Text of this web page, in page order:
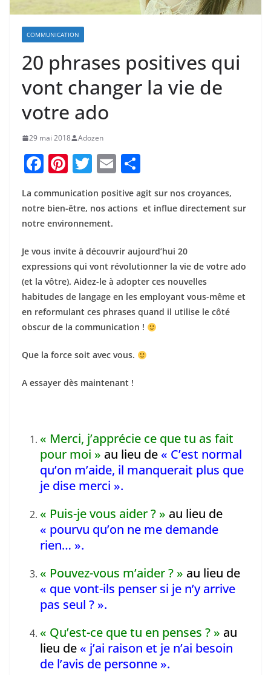
COMMUNICATION
20 phrases positives qui
vont changer la vie de
votre ado
29 mai 2018 Adozen
F
c
e
b
o
o
k
Pi
nt
er
e
st
T
itt
er
E
m
ai
ar
ta
er
La communication positive agit sur nos croyances,
notre bien-être, nos actions et influe directement sur
notre environnement.
Je vous invite à découvrir aujourd’hui 20
expressions qui vont révolutionner la vie de votre ado
(et la vôtre). Aidez-le à adopter ces nouvelles
habitudes de langage en les employant vous-même et
en reformulant ces phrases quand il utilise le côté
obscur de la communication !
Que la force soit avec vous.
A essayer dès maintenant !
« Merci, j’apprécie ce que tu as fait
pour moi » au lieu de « C’est normal
qu’on m’aide, il manquerait plus que
je dise merci ».
« Puis-je vous aider ? » au lieu de
« pourvu qu’on ne me demande
rien… ».
« Pouvez-vous m’aider ? » au lieu de
« que vont-ils penser si je n’y arrive
pas seul ? ».
« Qu’est-ce que tu en penses ? » au
lieu de « j’ai raison et je n’ai besoin
de l’avis de personne ».